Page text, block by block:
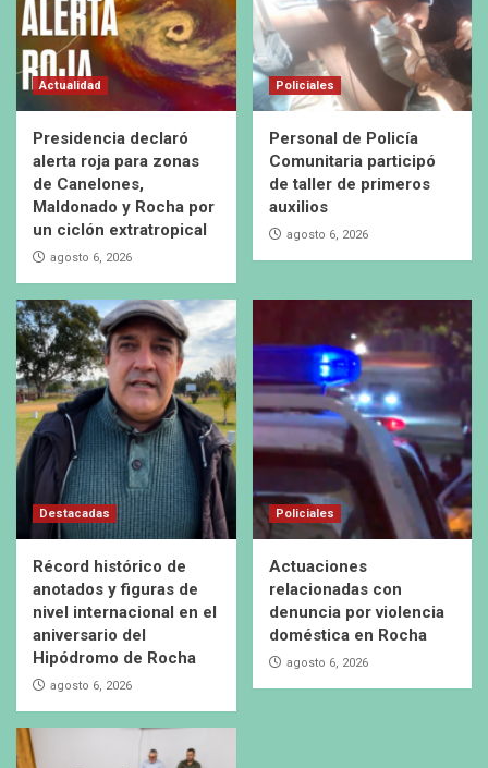
Actualidad
Presidencia declaró
alerta roja para zonas
de Canelones,
Maldonado y Rocha por
un ciclón extratropical
agosto 6, 2026
Policiales
Personal de Policía
Comunitaria participó
de taller de primeros
auxilios
agosto 6, 2026
Destacadas
Récord histórico de
anotados y figuras de
nivel internacional en el
aniversario del
Hipódromo de Rocha
agosto 6, 2026
Policiales
Actuaciones
relacionadas con
denuncia por violencia
doméstica en Rocha
agosto 6, 2026